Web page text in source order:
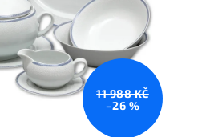
11 988 KČ
–26 %